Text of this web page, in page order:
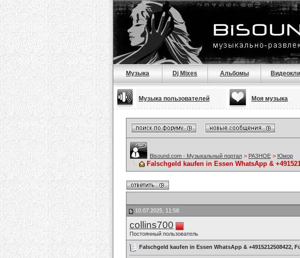
Музыка Dj Mixes Альбомы
Музыка пользователей Моя музыка
Bisound.com - Музыкальный портал > РАЗНОЕ > Юмор
Falschgeld kaufen in Essen WhatsApp &
10.07.2025, 11:58
collins700
Постоянный пользователь
Falschgeld kaufen in Essen WhatsApp & +4915212508422,